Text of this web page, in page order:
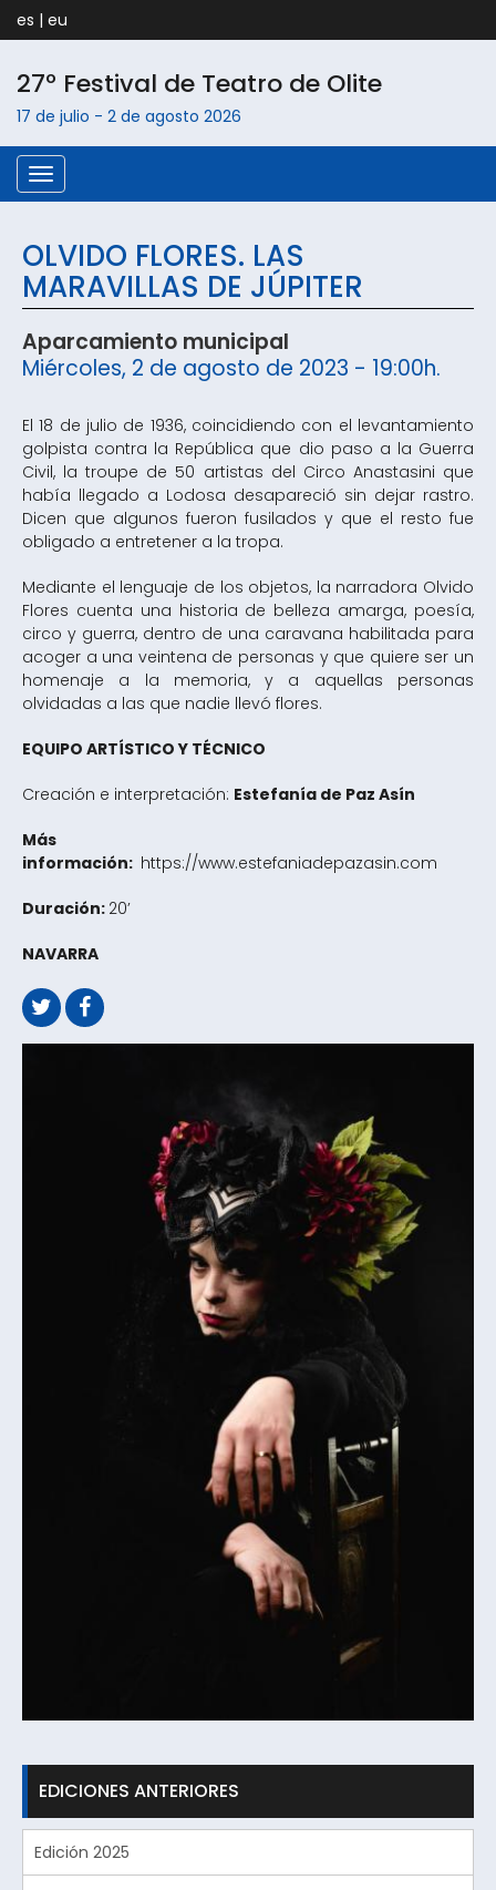
es | eu
27º Festival de Teatro de Olite
17 de julio - 2 de agosto 2026
Menú
OLVIDO FLORES. LAS
MARAVILLAS DE JÚPITER
Aparcamiento municipal
Miércoles, 2 de agosto de 2023 - 19:00h.
El 18 de julio de 1936, coincidiendo con el levantamiento
golpista contra la República que dio paso a la Guerra
Civil, la troupe de 50 artistas del Circo Anastasini que
había llegado a Lodosa desapareció sin dejar rastro.
Dicen que algunos fueron fusilados y que el resto fue
obligado a entretener a la tropa.
Mediante el lenguaje de los objetos, la narradora Olvido
Flores cuenta una historia de belleza amarga, poesía,
circo y guerra, dentro de una caravana habilitada para
acoger a una veintena de personas y que quiere ser un
homenaje a la memoria, y a aquellas personas
olvidadas a las que nadie llevó flores.
EQUIPO ARTÍSTICO Y TÉCNICO
Creación e interpretación: Estefanía de Paz Asín
Más
información: https://www.estefaniadepazasin.com
Duración: 20’
NAVARRA
EDICIONES ANTERIORES
Edición 2025